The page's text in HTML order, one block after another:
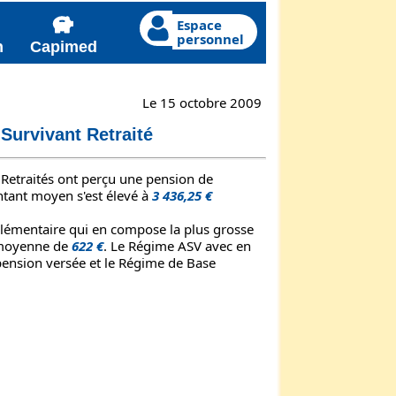
Capimed
Espace
personnel
Le 15 octobre 2009
Retraité
ont perçu une pension de
moyen s'est élevé à 3 436,25 €
qui en compose la plus grosse
de622 €. Le Régime ASV avec en
versée et le Régime de Base